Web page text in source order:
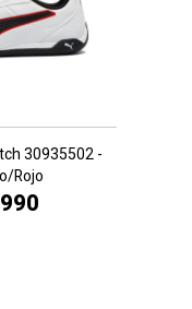
30935502 -
Rojo